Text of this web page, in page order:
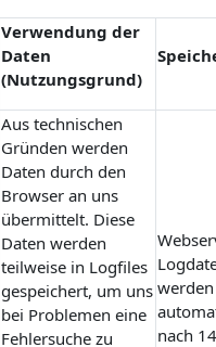
Verwendung der
Daten
(Nutzungsgrund)
Aus technischen
Gründen werden
Daten durch den
Browser an uns
übermittelt. Diese
Daten werden
teilweise in Logfiles
gespeichert, um uns
bei Problemen eine
Fehlersuche zu
werden
nach